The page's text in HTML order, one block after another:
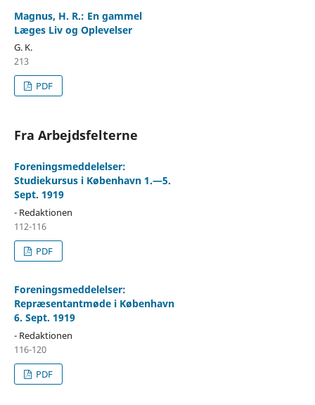
Magnus, H. R.: En gammel
Læges Liv og Oplevelser
G. K.
213
PDF
Fra Arbejdsfelterne
Foreningsmeddelelser:
Studiekursus i København 1.—5.
Sept. 1919
- Redaktionen
112-116
PDF
Foreningsmeddelelser:
Repræsentantmøde i København
6. Sept. 1919
- Redaktionen
116-120
PDF